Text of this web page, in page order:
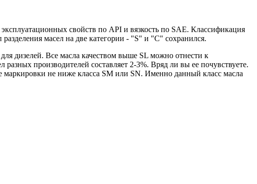
свойств по API и вязкость по SAE. Классификация
масел на две категории - "S" и "С" сохранился.
дизелей. Все масла качеством выше SL можно отнести к
производителей составляет 2-3%. Вряд ли вы ее почувствуете.
маркировки не ниже класса SM или SN. Именно данный класс масла